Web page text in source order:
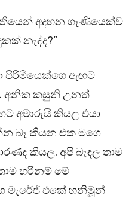
අදහන ගෑණියෙක්ව
නැද්ද?”
පිරිමියෙක්ගෙ ඇඟට
අනික කසුනි උනත්
අමාරුයි කියල එයා
බෑ කියන එක මගෙ
කියල. අපි බැඳල තාම
හරිනම් මේ
මැරේජ් එකේ හනිමූන්